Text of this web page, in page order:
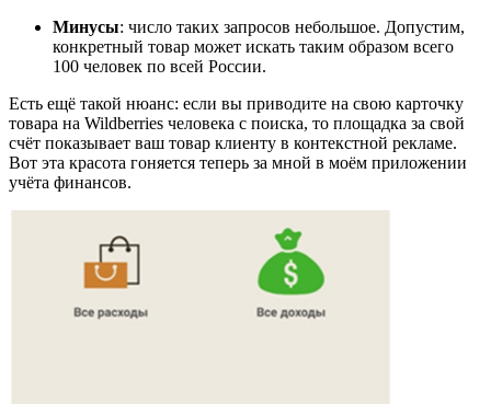
Минусы: число таких запросов небольшое. Допустим,
конкретный товар может искать таким образом всего
100 человек по всей России.
Есть ещё такой нюанс: если вы приводите на свою карточку
товара на Wildberries человека с поиска, то площадка за свой
счёт показывает ваш товар клиенту в контекстной рекламе.
Вот эта красота гоняется теперь за мной в моём приложении
учёта финансов.